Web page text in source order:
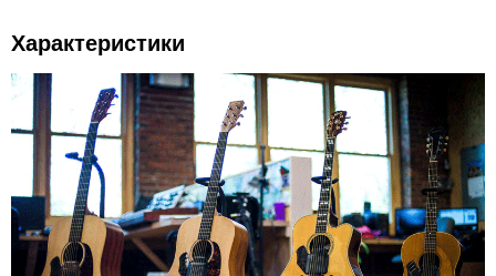
Характеристики